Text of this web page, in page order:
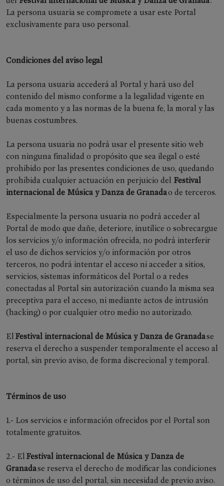
CURSOS
Presentación
La persona usuaria se compromete a usar este Portal
exclusivamente para uso personal.
Condiciones del aviso legal
La persona usuaria accederá al Portal y hará uso del
contenido del mismo conforme a la legalidad vigente en
cada momento y a las normas de la buena fe, la moral y las
buenas costumbres.
La persona usuaria no podrá usar el presente sitio web
con ninguna finalidad o propósito que sea ilegal o esté
prohibido por las presentes condiciones de uso, quedando
prohibida cualquier actuación en perjuicio del Festival
internacional de Música y Danza de Granadao de terceros.
Especialmente la persona usuaria no podrá acceder al
Portal de modo que dañe, deteriore, inutilice o sobrecargue
los servicios y/o información ofrecida, no podrá interferir
el uso de dichos servicios y/o información por otros
terceros, no podrá intentar el acceso ni acceder a sitios,
servicios, sistemas informáticos del Portal o a redes
conectadas al Portal sin autorización cuando la misma sea
preceptiva para el acceso, ni mediante actos de intrusión
(hacking) o por cualquier otro medio no autorizado.
El Festival internacional de Música y Danza de Granadase
reserva el derecho a suspender temporalmente el acceso al
portal, sin previo aviso, de forma discrecional y temporal.
Términos de uso
1.- Los servicios e información ofrecidos por el Portal son
totalmente gratuitos.
2.- El Festival internacional de Música y Danza de
Granadase reserva el derecho de modificar las condiciones
o términos de uso del portal, sin necesidad de previo aviso.